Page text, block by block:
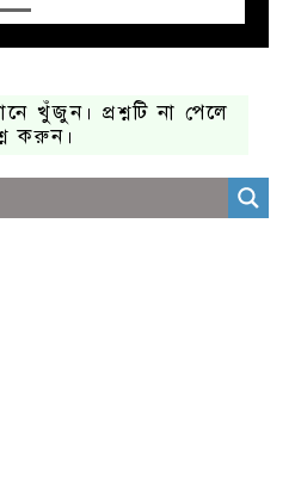
খুঁজুন। প্রশ্নটি না পেলে
করুন।